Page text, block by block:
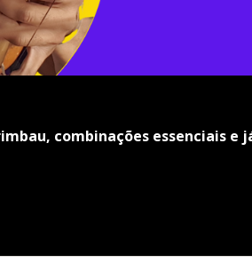
combinações essenciais e